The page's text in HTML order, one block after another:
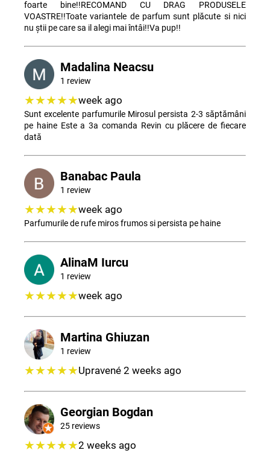
foarte bine!!RECOMAND CU DRAG PRODUSELE
VOASTRE!!Toate variantele de parfum sunt plăcute si nici
nu știi pe care sa il alegi mai întâi!!Va pup!!
Madalina Neacsu
1 review
★★★★★week ago
Sunt excelente parfumurile Mirosul persista 2-3 săptămâni
pe haine Este a 3a comanda Revin cu plăcere de fiecare
dată
Banabac Paula
1 review
★★★★★week ago
Parfumurile de rufe miros frumos si persista pe haine
AlinaM Iurcu
1 review
★★★★★week ago
Martina Ghiuzan
1 review
★★★★★Upravené 2 weeks ago
Georgian Bogdan
25 reviews
★★★★★2 weeks ago